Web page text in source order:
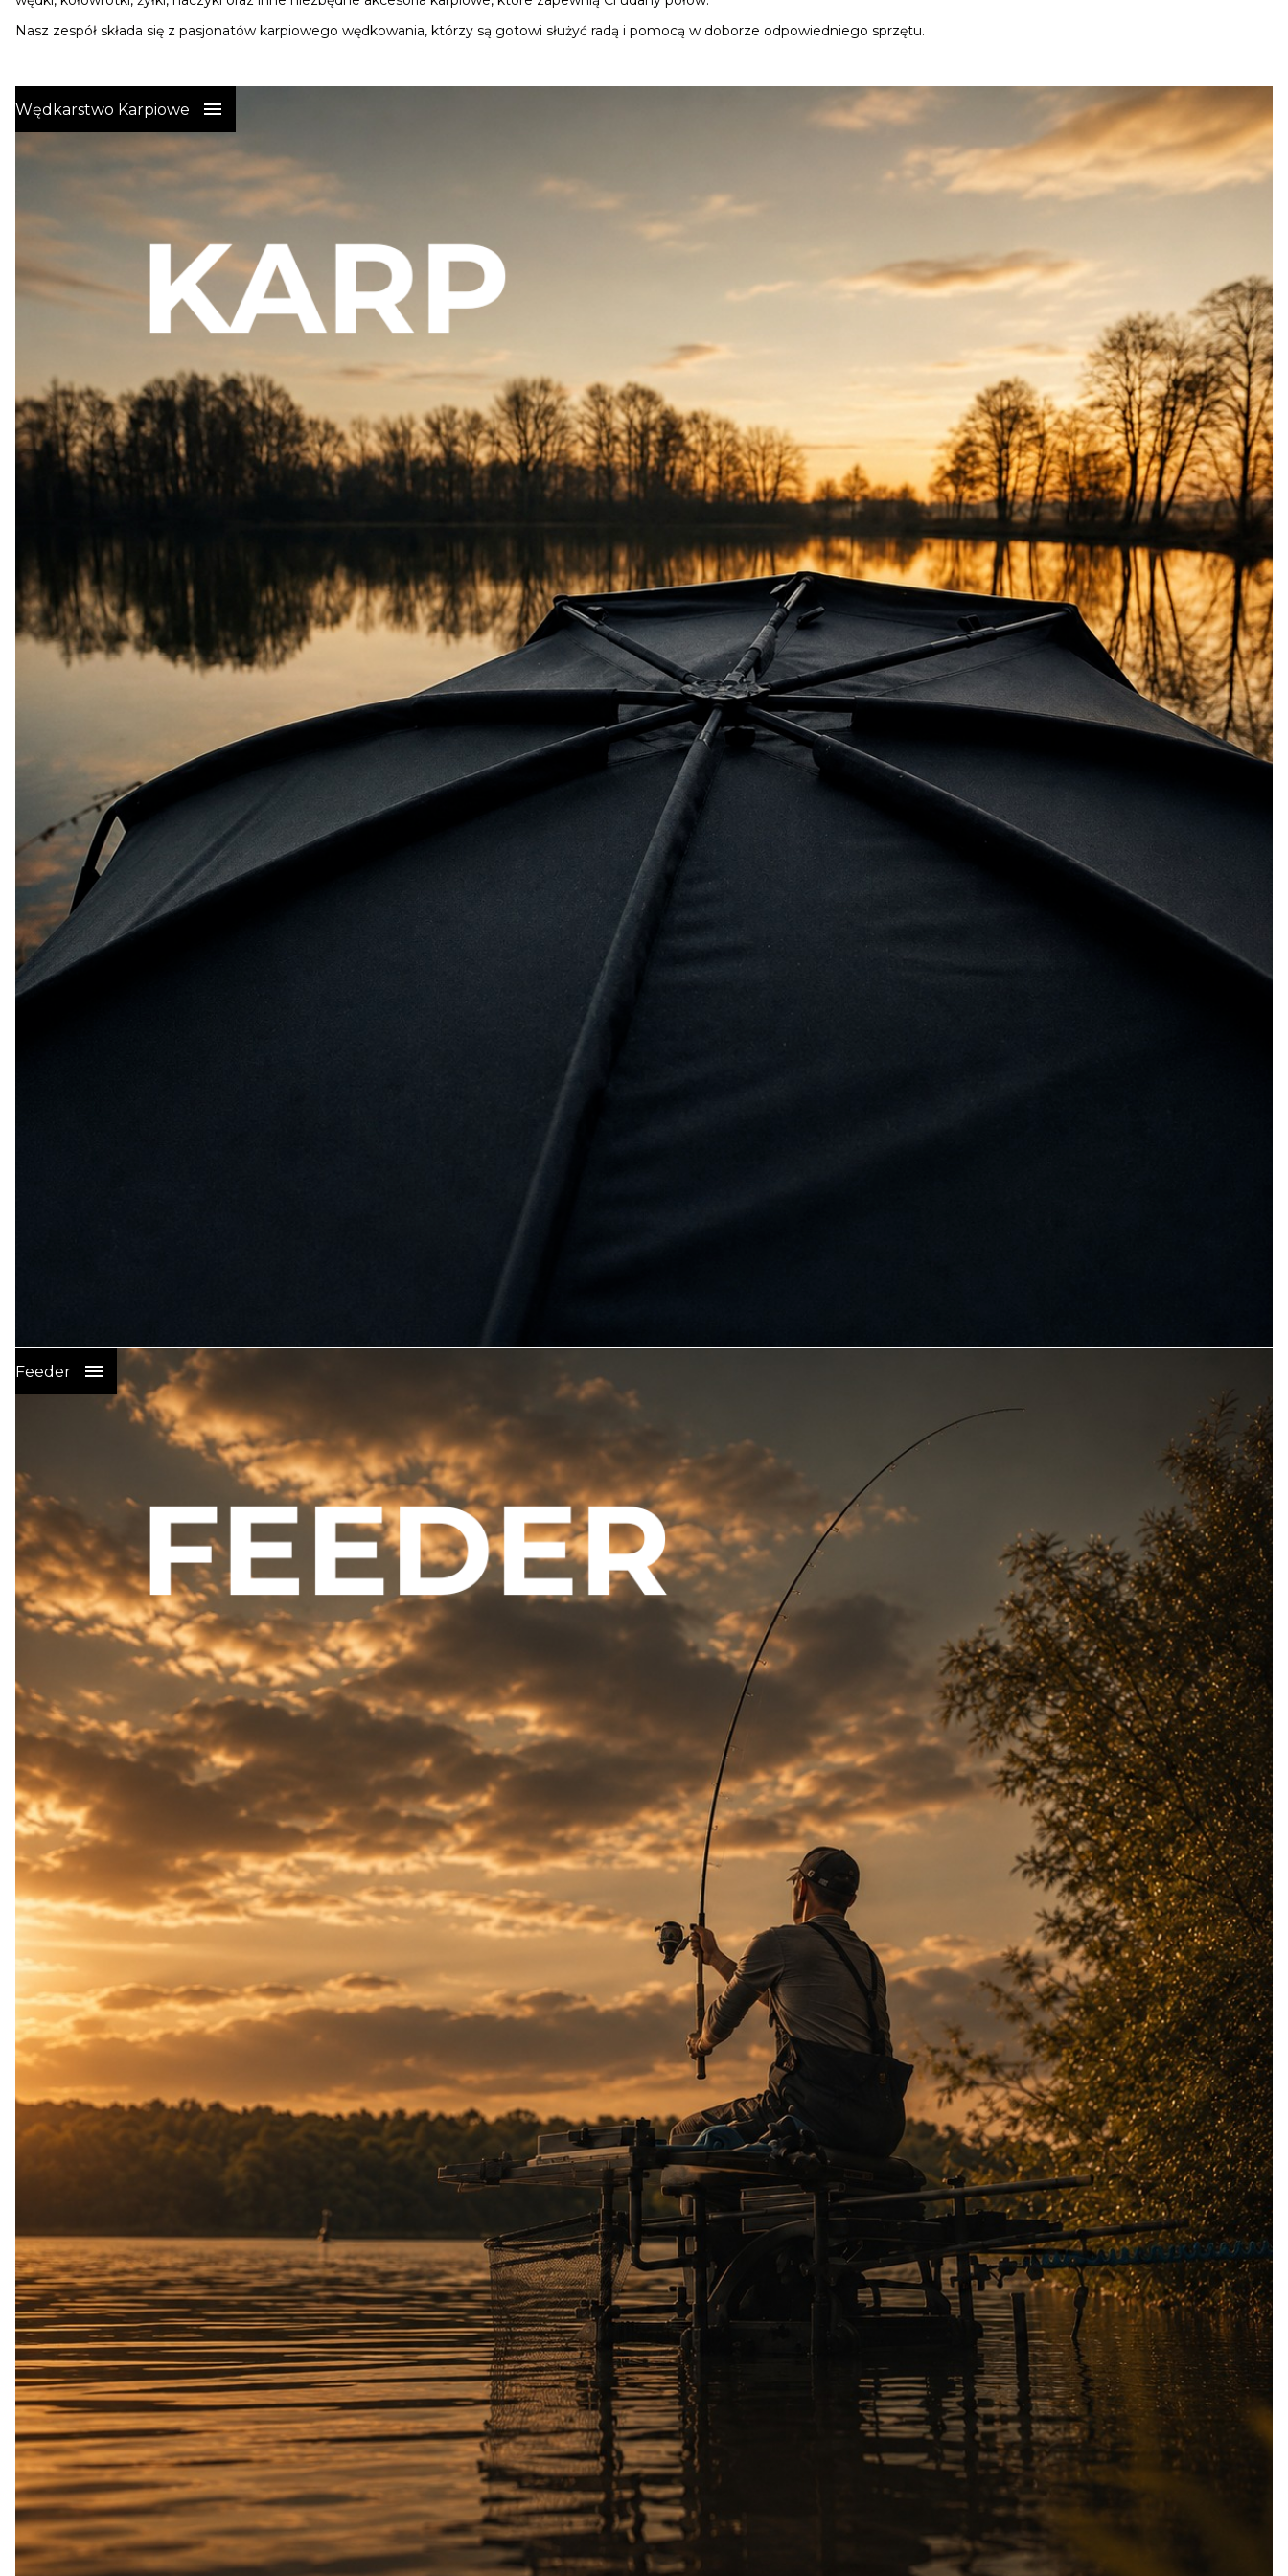
Nasz zespół składa się z pasjonatów karpiowego wędkowania, którzy są gotowi służyć radą i pomocą w doborze odpowiedniego sprzętu.
Wędkarstwo Karpiowe
Wędkarstwo Karpiowe
PRZYNĘTY I ZANĘTY NA KARPIA
ŻYŁKI I PLECIONKI GŁÓWNE
PLECIONKI LEADERY STRZAŁÓWKI
HAKI KARPIOWE
GOTOWE PRZYPONY KARPIOWE
CIĘŻARKI
GOTOWE ZESTAWY KOŃCOWE
KRĘTLIKI SZYBKOZŁĄCZKI KÓŁECZKA
RURKI STOŻKI KLIPSY BEZPIECZNE
POZYCJONERY WKRĘTKI STOPERY GUMKI
MATERIAŁY DOCIĄŻONE WOLFRAMEM
więcej
Feeder